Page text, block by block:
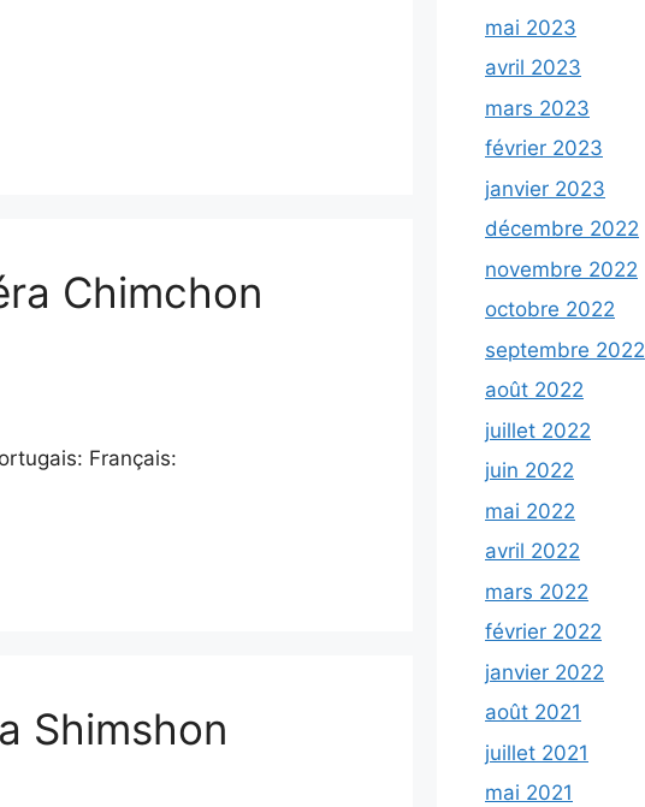
Chimchon
Français:
Shimshon
mai 2023
avril 2023
mars 2023
février 2023
janvier 2023
décembre 2022
novembre 2022
octobre 2022
septembre 2022
août 2022
juillet 2022
juin 2022
mai 2022
avril 2022
mars 2022
février 2022
janvier 2022
août 2021
juillet 2021
mai 2021